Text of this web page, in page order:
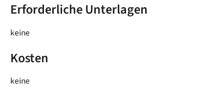
Erforderliche Unterlagen
keine
Kosten
keine